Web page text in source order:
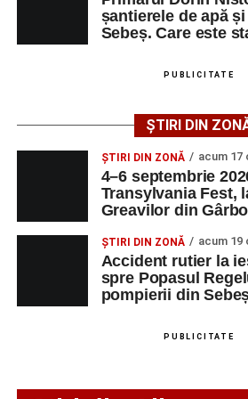
Raica”, sub bagheta dirijorului
muzicieni români de prestigiu.
Și în acest an, pe scenă vor urca
cariere de succes în țară și în
Festivalul include și o
importantă. Publicul va putea
realizate cu implicarea
originară din Sebeș, prezentă
unele dintre cele mai importante
Un alt moment așteptat este
muzică electronică și un
șantierele de apă
Sebeș. Care este
PUBLICITATE
ȘTIRI DIN
ȘTIRI DIN ZONĂ acum 17
4–6 septembrie
Transylvania Fest,
Greavilor din
ȘTIRI DIN ZONĂ acum 19
Accident rutier la
spre Popasul
pompierii din
PUBLICITATE